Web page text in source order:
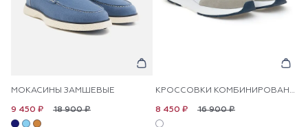
МОКАСИНЫ ЗАМШЕВЫЕ
18 900 ₽
9 450 ₽
КРОССОВКИ КОМБИНИРОВАННЫЕ ИЗ ЭКОКОЖИ
16 900 ₽
8 450 ₽